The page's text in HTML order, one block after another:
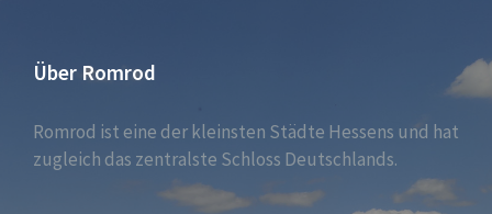
Über Romrod
Romrod ist eine der kleinsten Städte Hessens und hat
zugleich das zentralste Schloss Deutschlands.